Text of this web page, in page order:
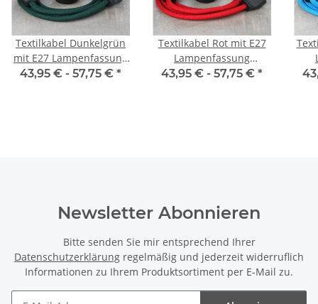
Textilkabel Dunkelgrün
mit E27 Lampenfassung
Schnurschalter und
43,95 € - 57,75 € *
Textilkabel Rot mit E27
Lampenfassung
Schnurschalter und
43,95 € - 57,75 € *
Newsletter Abonnieren
Bitte senden Sie mir entsprechend Ihrer
Datenschutzerklärung regelmäßig und jederzeit widerruflich
Informationen zu Ihrem Produktsortiment per E-Mail zu.